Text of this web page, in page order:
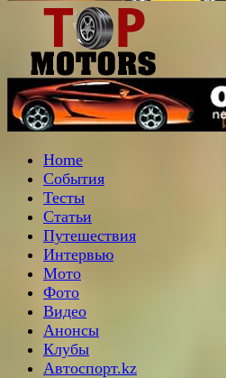
Home
События
Тесты
Статьи
Путешествия
Интервью
Мото
Фото
Видео
Анонсы
Клубы
Автоспорт.kz